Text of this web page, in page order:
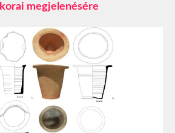
megjelenésére